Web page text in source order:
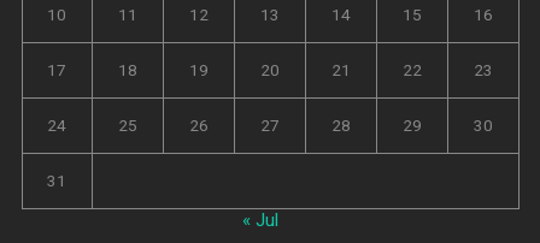
10 11 12 13 14 15 16
17 18 19 20 21 22 23
24 25 26 27 28 29 30
31
« Jul